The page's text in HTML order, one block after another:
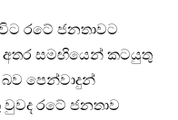
රටේ ජනතාවට
සමඟියෙන් කටයුතු
පෙන්වාදුන්
රටේ ජනතාව